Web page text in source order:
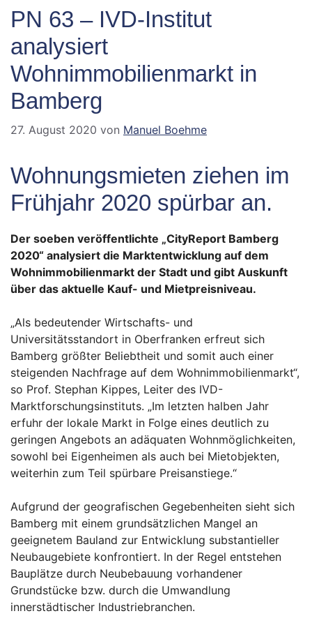
PN 63 – IVD-Institut
analysiert
Wohnimmobilienmarkt in
Bamberg
27. August 2020 von Manuel Boehme
Wohnungsmieten ziehen im
Frühjahr 2020 spürbar an.
Der soeben veröffentlichte „CityReport Bamberg
2020“ analysiert die Marktentwicklung auf dem
Wohnimmobilienmarkt der Stadt und gibt Auskunft
über das aktuelle Kauf- und Mietpreisniveau.
„Als bedeutender Wirtschafts- und
Universitätsstandort in Oberfranken erfreut sich
Bamberg größter Beliebtheit und somit auch einer
steigenden Nachfrage auf dem Wohnimmobilienmarkt“,
so Prof. Stephan Kippes, Leiter des IVD-
Marktforschungsinstituts. „Im letzten halben Jahr
erfuhr der lokale Markt in Folge eines deutlich zu
geringen Angebots an adäquaten Wohnmöglichkeiten,
sowohl bei Eigenheimen als auch bei Mietobjekten,
weiterhin zum Teil spürbare Preisanstiege.“
Aufgrund der geografischen Gegebenheiten sieht sich
Bamberg mit einem grundsätzlichen Mangel an
geeignetem Bauland zur Entwicklung substantieller
Neubaugebiete konfrontiert. In der Regel entstehen
Bauplätze durch Neubebauung vorhandener
Grundstücke bzw. durch die Umwandlung
innerstädtischer Industriebranchen.